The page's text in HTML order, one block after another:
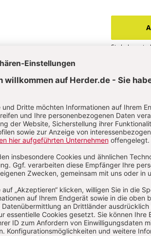
Sie haben ein
2/2024: 2. Sonntag im Jahreskreis bis 5.
Für Erwachsene
2/2024: 2. Sonntag im Jahreskreis bis 5.
Wert kennen -